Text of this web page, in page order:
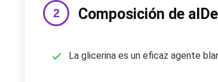
Composición de
La glicerina es un eficaz agente